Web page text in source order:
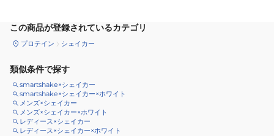
この商品が登録されているカテゴリ
プロテイン シェイカー
類似条件で探す
smartshake×シェイカー
smartshake×シェイカー×ホワイト
メンズ×シェイカー
メンズ×シェイカー×ホワイト
レディース×シェイカー
レディース×シェイカー×ホワイト